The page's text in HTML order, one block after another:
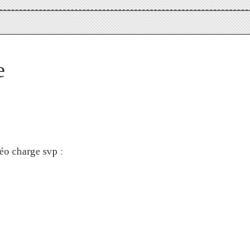
charge svp :